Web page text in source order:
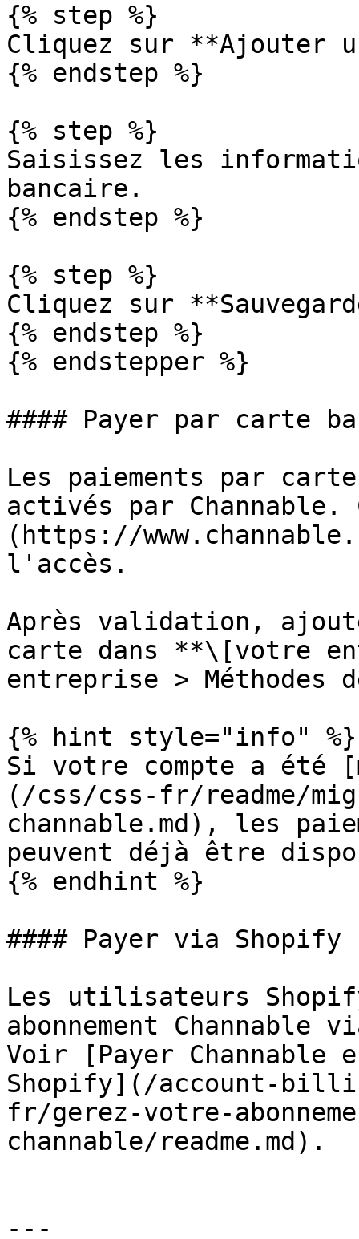
{% step %}
Cliquez sur **Ajouter
{% endstep %}
{% step %}
Saisissez les
bancaire.
{% endstep %}
{% step %}
Cliquez sur
{% endstep %}
{% endstepper %}
#### Payer par carte
Les paiements par
activés par
(https://
l'accès.
Après validation,
carte dans **\[votre
entreprise > Méthodes
{% hint style="info" %}
Si votre compte a été
(/css/css-fr/readme/
channable.md), les
peuvent déjà être
{% endhint %}
#### Payer via Shopify
Les utilisateurs
abonnement
Voir [Payer
Shopify](/account-
fr/gerez-votre-
channable/readme.md).
---